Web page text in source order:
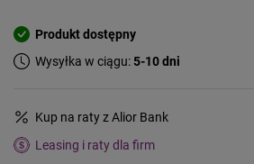
Produkt dostępny
Wysyłka w ciągu:5-10 dni
Kup na raty z Alior Bank
Leasing i raty dla firm